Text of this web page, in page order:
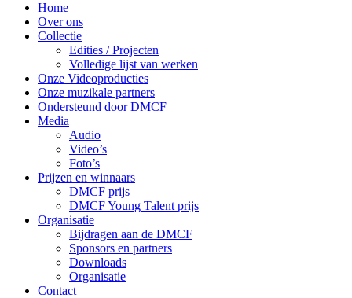
Home
Over ons
Collectie
Edities / Projecten
Volledige lijst van werken
Onze Videoproducties
Onze muzikale partners
Ondersteund door DMCF
Media
Audio
Video’s
Foto’s
Prijzen en winnaars
DMCF prijs
DMCF Young Talent prijs
Organisatie
Bijdragen aan de DMCF
Sponsors en partners
Downloads
Organisatie
Contact